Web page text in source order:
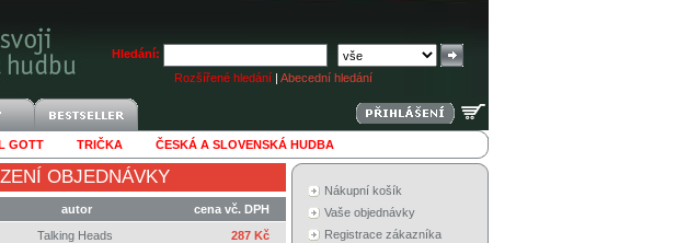
Hledání:
Rozšířené hledání | Abecední hledání
GOTT TRIČKA ČESKÁ A SLOVENSKÁ HUDBA
OBJEDNÁVKY
autor
cena vč. DPH
Talking Heads 287 Kč
Nákupní košík
Vaše objednávky
Registrace zákazníka